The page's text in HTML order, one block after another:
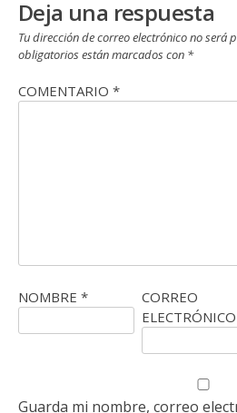
Deja una respuesta
Tu dirección de correo electrónico no será
obligatorios están marcados con *
COMENTARIO *
NOMBRE *
CORREO
ELECTRÓNICO
Guarda mi nombre, correo